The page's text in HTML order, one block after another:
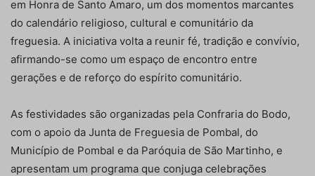
em Honra de Santo Amaro, um dos momentos marcantes
do calendário religioso, cultural e comunitário da
freguesia. A iniciativa volta a reunir fé, tradição e convívio,
afirmando-se como um espaço de encontro entre
gerações e de reforço do espírito comunitário.
As festividades são organizadas pela Confraria do Bodo,
com o apoio da Junta de Freguesia de Pombal, do
Município de Pombal e da Paróquia de São Martinho, e
apresentam um programa que conjuga celebrações